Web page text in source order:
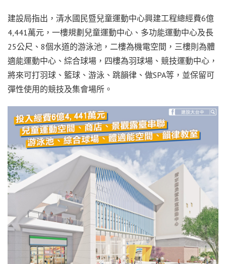
建設局指出，清水國民暨兒童運動中心興建工程總經費6億
4,441萬元，一樓規劃兒童運動中心、多功能運動中心及長
25公尺、8個水道的游泳池，二樓為機電空間，三樓則為體
適能運動中心、綜合球場，四樓為羽球場、競技運動中心，
將來可打羽球、籃球、游泳、跳韻律、做SPA等，並保留可
彈性使用的競技及集會場所。